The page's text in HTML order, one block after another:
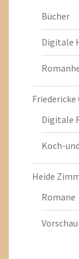
Bücher
Digitale
Friedericke
Digitale
Koch-
Heide
Romane